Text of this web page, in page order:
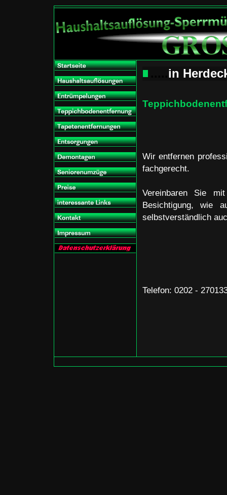
in
Wir entfernen
fachgerecht.
Vereinbaren Sie
Besichtigung, wie
selbstverständlich
Telefon: 0202 -